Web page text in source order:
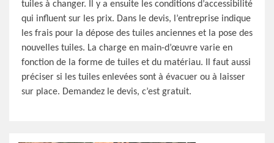
tuiles à changer. Il y a ensuite les conditions d’accessibilité
qui influent sur les prix. Dans le devis, l’entreprise indique
les frais pour la dépose des tuiles anciennes et la pose des
nouvelles tuiles. La charge en main-d’œuvre varie en
fonction de la forme de tuiles et du matériau. Il faut aussi
préciser si les tuiles enlevées sont à évacuer ou à laisser
sur place. Demandez le devis, c’est gratuit.